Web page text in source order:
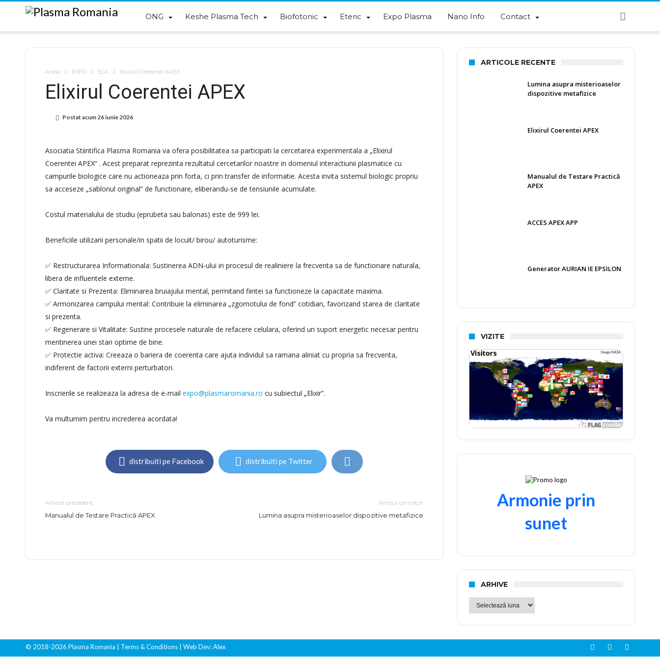
ONG Keshe Plasma Tech Biofotonic Eteric Expo Plasma Nano Info Contact
Acasa EXPO ECA Elixirul Coerentei APEX
Elixirul Coerentei APEX
Postat acum26 iunie 2026
Asociatia Stiintifica Plasma Romania va ofera posibilitatea sa participati la cercetarea experimentala a „Elixirul
Coerentei APEX” . Acest preparat reprezinta rezultatul cercetarilor noastre in domeniul interactiunii plasmatice cu
campurile biologice care nu actioneaza prin forta, ci prin transfer de informatie. Acesta invita sistemul biologic propriu
sa acceseze „sablonul original” de functionare, eliberandu-se de tensiunile acumulate.
Costul materialului de studiu (eprubeta sau balonas) este de 999 lei.
Beneficiile utilizarii personale/in spatii de locuit/ birou/ autoturisme:
✅ Restructurarea Informationala: Sustinerea ADN-ului in procesul de realiniere la frecventa sa de functionare naturala,
libera de influentele externe.
✅ Claritate si Prezenta: Eliminarea bruiajului mental, permitand fiintei sa functioneze la capacitate maxima.
✅ Armonizarea campului mental: Contribuie la eliminarea „zgomotului de fond” cotidian, favorizand starea de claritate
si prezenta.
✅ Regenerare si Vitalitate: Sustine procesele naturale de refacere celulara, oferind un suport energetic necesar pentru
mentinerea unei stari optime de bine.
✅ Protectie activa: Creeaza o bariera de coerenta care ajuta individul sa ramana aliniat cu propria sa frecventa,
indiferent de factorii externi perturbatori.
Inscrierile se realizeaza la adresa de e-mail expo@plasmaromania.ro cu subiectul „Elixir”.
Va multumim pentru increderea acordata!
distribuiti pe Facebook distribuiti pe Twitter
Articol precedent
Manualul de Testare Practică APEX
Articol urmator
Lumina asupra misterioaselor dispozitive metafizice
ARTICOLE RECENTE
Lumina asupra misterioaselor
dispozitive metafizice
Elixirul Coerentei APEX
Manualul de Testare Practică
APEX
ACCES APEX APP
Generator AURIAN IE EPSILON
VIZITE
Armonie prin
sunet
ARHIVE
© 2018-2026 Plasma Romania | Terms & Conditions | Web Dev:Alex